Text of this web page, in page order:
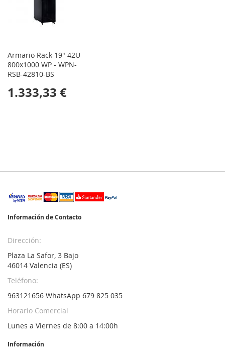
Armario Rack 19" 42U
800x1000 WP - WPN-
RSB-42810-BS
1.333,33 €
Información de Contacto
Dirección:
Plaza La Safor, 3 Bajo
46014 Valencia (ES)
Teléfono:
963121656 WhatsApp 679 825 035
Horario Comercial
Lunes a Viernes de 8:00 a 14:00h
Información